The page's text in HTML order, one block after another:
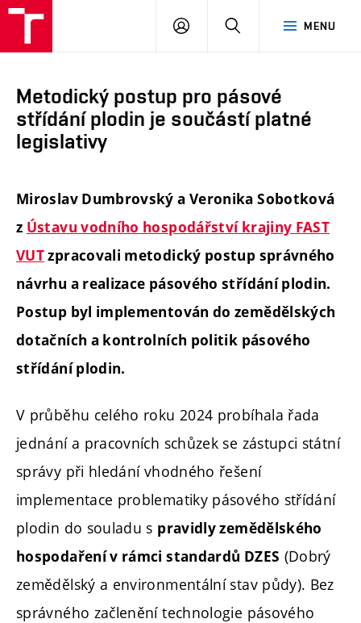
Brno
MENU
PŘIHLÁSIT
Metodický postup pro pásové
střídání plodin je součástí platné
legislativy
Miroslav Dumbrovský a Veronika Sobotková
z Ústavu vodního hospodářství krajiny FAST
VUTzpracovali metodický postup správného
návrhu a realizace pásového střídání plodin.
Postup byl implementován do zemědělských
dotačních a kontrolních politik pásového
střídání plodin.
V průběhu celého roku 2024 probíhala řada
jednání a pracovních schůzek se zástupci státní
správy při hledání vhodného řešení
implementace problematiky pásového střídání
plodin do souladu s pravidly zemědělského
hospodaření v rámci standardů DZES (Dobrý
zemědělský a environmentální stav půdy). Bez
správného začlenění technologie pásového